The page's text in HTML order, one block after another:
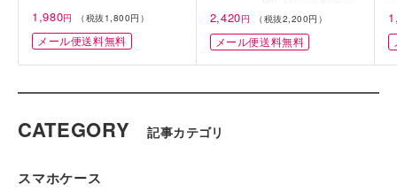
特
価
1,980円 （税抜1,800円）
メール便送料無料
特
価
2,420円 （税抜2,200円）
メール便送料無料
CATEGORY 記事カテゴリ
スマホケース